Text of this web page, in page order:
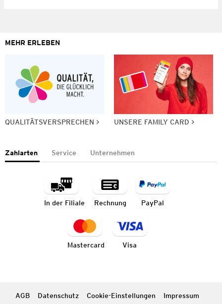
MEHR ERLEBEN
QUALITÄTSVERSPRECHEN UNSERE FAMILY CARD
Zahlarten Service Unternehmen
In der Filiale Rechnung PayPal
Mastercard Visa
AGB Datenschutz Cookie-Einstellungen
Impressum